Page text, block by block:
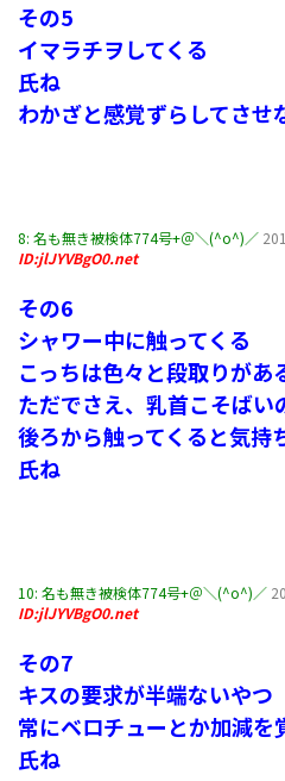
その5
イマラチヲしてくる
氏ね
わかざと感覚ずらしてさせ
8: 名も無き被検体774号+＠＼(^o^)／
ID:jlJYVBgO0.net
その6
シャワー中に触ってくる
こっちは色々と段取りがあ
ただでさえ、乳首こそばい
後ろから触ってくると気持
氏ね
10: 名も無き被検体774号+＠＼(^o^)／
ID:jlJYVBgO0.net
その7
キスの要求が半端ないやつ
常にベロチューとか加減を
氏ね